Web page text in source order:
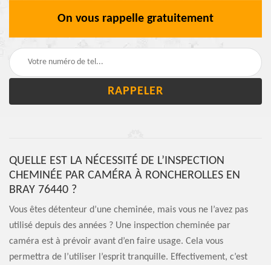
On vous rappelle gratuitement
QUELLE EST LA NÉCESSITÉ DE L’INSPECTION
CHEMINÉE PAR CAMÉRA À RONCHEROLLES EN
BRAY 76440 ?
Vous êtes détenteur d’une cheminée, mais vous ne l’avez pas
utilisé depuis des années ? Une inspection cheminée par
caméra est à prévoir avant d’en faire usage. Cela vous
permettra de l’utiliser l’esprit tranquille. Effectivement, c’est